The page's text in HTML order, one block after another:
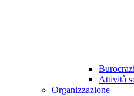
Attività
Organizzazione